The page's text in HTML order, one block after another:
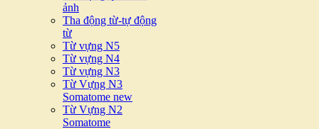
ảnh
Tha động từ-tự động
từ
Từ vựng N5
Từ vựng N4
Từ vựng N3
Từ Vựng N3
Somatome new
Từ Vựng N2
Somatome